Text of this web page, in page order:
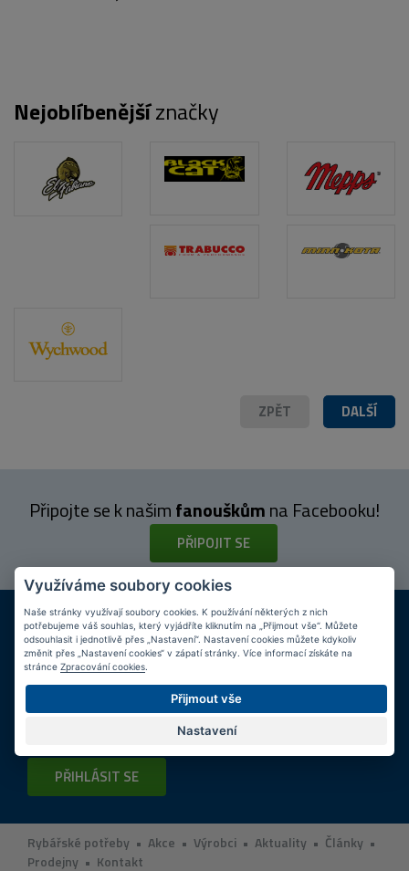
POPIS PRODUKTU
Nejoblíbenějšíznačky
DALŠÍ
ZPĚT
Připojte se k našimfanouškůmna Facebooku!
PŘIPOJIT SE
DOPRAVA ZDARMA
Při nákupu nad 2 000 Kč
KAMENNÉ PRODEJNY
Jsme na trhu více než 10 let
Tipyk nákupu
Napište nám svůj e-mail a my vás budeme informovatmax.
o zajímavých nabídkách!
PŘIHLÁSIT SE
Rybářské potřeby • Akce • Výrobci • Aktuality • Články •
Prodejny • Kontakt
Využíváme soubory cookies
Naše stránky využívají soubory cookies. K používání některých z nich
potřebujeme váš souhlas, který vyjádříte kliknutím na „Přijmout vše“. Můžete
odsouhlasit i jednotlivě přes „Nastavení“. Nastavení cookies můžete kdykoliv
změnit přes „Nastavení cookies“ v zápatí stránky. Více informací získáte na
stránce Zpracování cookies
Přijmout vše
Nastavení